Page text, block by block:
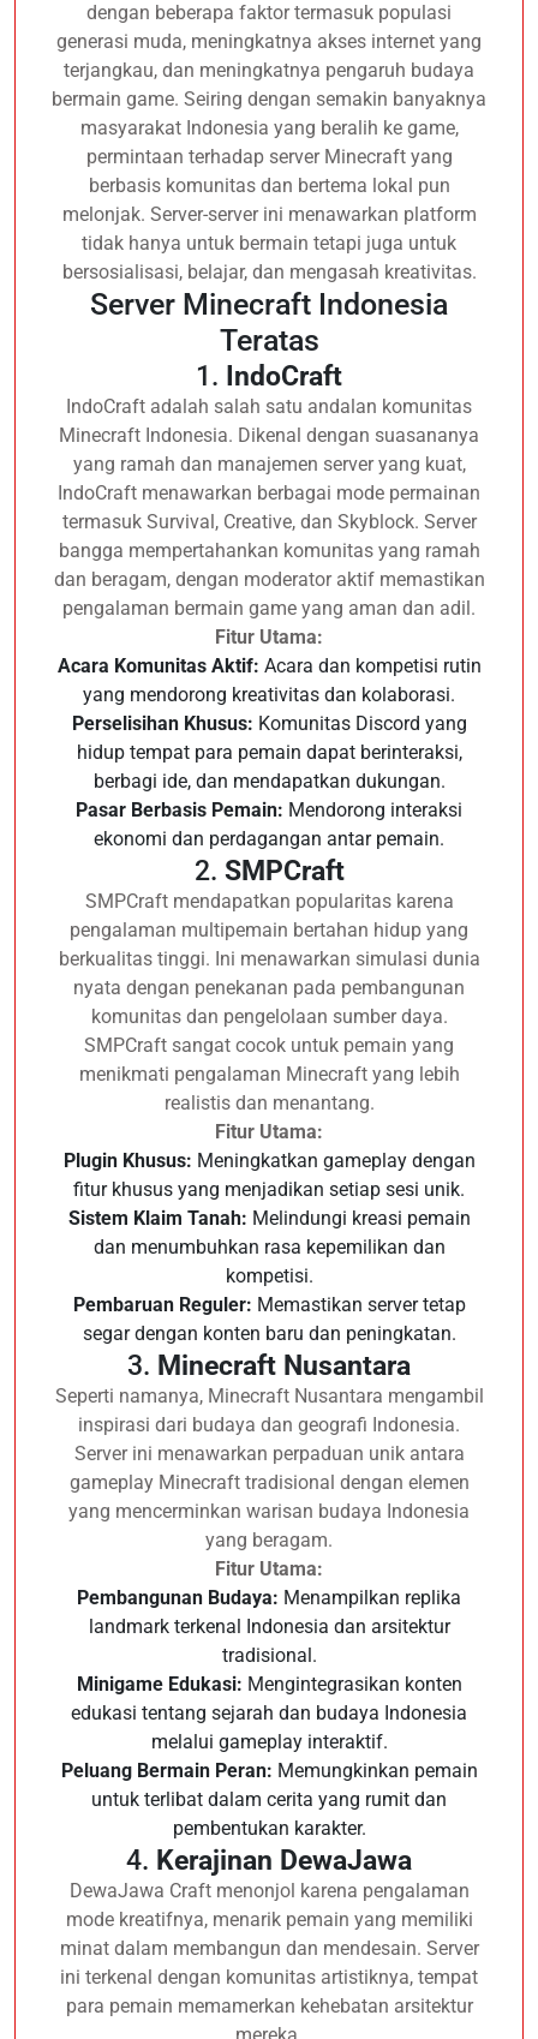
dengan beberapa faktor termasuk populasi
generasi muda, meningkatnya akses internet yang
terjangkau, dan meningkatnya pengaruh budaya
bermain game. Seiring dengan semakin banyaknya
masyarakat Indonesia yang beralih ke game,
permintaan terhadap server Minecraft yang
berbasis komunitas dan bertema lokal pun
melonjak. Server-server ini menawarkan platform
tidak hanya untuk bermain tetapi juga untuk
bersosialisasi, belajar, dan mengasah kreativitas.
Server Minecraft Indonesia
Teratas
1. IndoCraft
IndoCraft adalah salah satu andalan komunitas
Minecraft Indonesia. Dikenal dengan suasananya
yang ramah dan manajemen server yang kuat,
IndoCraft menawarkan berbagai mode permainan
termasuk Survival, Creative, dan Skyblock. Server
bangga mempertahankan komunitas yang ramah
dan beragam, dengan moderator aktif memastikan
pengalaman bermain game yang aman dan adil.
Fitur Utama:
Acara Komunitas Aktif: Acara dan kompetisi rutin
yang mendorong kreativitas dan kolaborasi.
Perselisihan Khusus: Komunitas Discord yang
hidup tempat para pemain dapat berinteraksi,
berbagi ide, dan mendapatkan dukungan.
Pasar Berbasis Pemain: Mendorong interaksi
ekonomi dan perdagangan antar pemain.
2. SMPCraft
SMPCraft mendapatkan popularitas karena
pengalaman multipemain bertahan hidup yang
berkualitas tinggi. Ini menawarkan simulasi dunia
nyata dengan penekanan pada pembangunan
komunitas dan pengelolaan sumber daya.
SMPCraft sangat cocok untuk pemain yang
menikmati pengalaman Minecraft yang lebih
realistis dan menantang.
Fitur Utama:
Plugin Khusus: Meningkatkan gameplay dengan
fitur khusus yang menjadikan setiap sesi unik.
Sistem Klaim Tanah: Melindungi kreasi pemain
dan menumbuhkan rasa kepemilikan dan
kompetisi.
Pembaruan Reguler: Memastikan server tetap
segar dengan konten baru dan peningkatan.
3. Minecraft Nusantara
Seperti namanya, Minecraft Nusantara mengambil
inspirasi dari budaya dan geografi Indonesia.
Server ini menawarkan perpaduan unik antara
gameplay Minecraft tradisional dengan elemen
yang mencerminkan warisan budaya Indonesia
yang beragam.
Fitur Utama:
Pembangunan Budaya: Menampilkan replika
landmark terkenal Indonesia dan arsitektur
tradisional.
Minigame Edukasi: Mengintegrasikan konten
edukasi tentang sejarah dan budaya Indonesia
melalui gameplay interaktif.
Peluang Bermain Peran: Memungkinkan pemain
untuk terlibat dalam cerita yang rumit dan
pembentukan karakter.
4. Kerajinan DewaJawa
DewaJawa Craft menonjol karena pengalaman
mode kreatifnya, menarik pemain yang memiliki
minat dalam membangun dan mendesain. Server
ini terkenal dengan komunitas artistiknya, tempat
para pemain memamerkan kehebatan arsitektur